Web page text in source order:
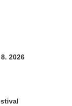
2026